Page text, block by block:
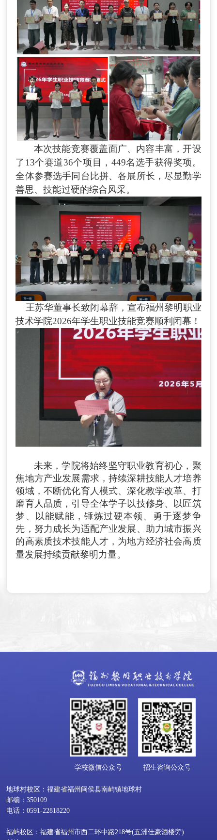
本次技能竞赛覆盖面广、内容丰富，开设
了 13个赛道36个项目 ， 449名选手获得奖项。
全体参赛选手同台比拼、各展所长，尽显勤学
善思、技能过硬的综合风采。
王苏华董事长致闭幕辞，宣布福州黎明职业
技术学院2026年学生职业技能竞赛顺利闭幕！
未来，学院将始终坚守职业教育初心，聚
焦地方产业发展需求，持续深耕技能人才培养
领域，不断优化育人模式、深化教学改革、打
磨育人品质，引导全体学子以技修身、以匠筑
梦、以能赋能，锤炼过硬本领、勇于逐梦争
先，努力成长为适配产业发展、助力城市振兴
的高素质技术技能人才，为地方经济社会高质
量发展持续贡献黎明力量。
学校微信公众号 招生咨询公众号
地球村校区：福建省福州闽侯县南屿镇地球村
邮编：350109
电话：0591-22818220
福屿校区：福建省福州市西二环中路218号(五洲佳豪酒楼旁)